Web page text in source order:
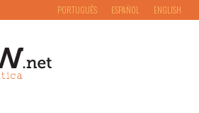
PORTUGUÊS ESPAÑOL ENGLISH